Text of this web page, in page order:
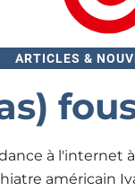
ARTICLES &
à l'internet
américain